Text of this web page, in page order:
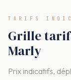
TARIFS
Grille
Marly
Prix indicatifs,